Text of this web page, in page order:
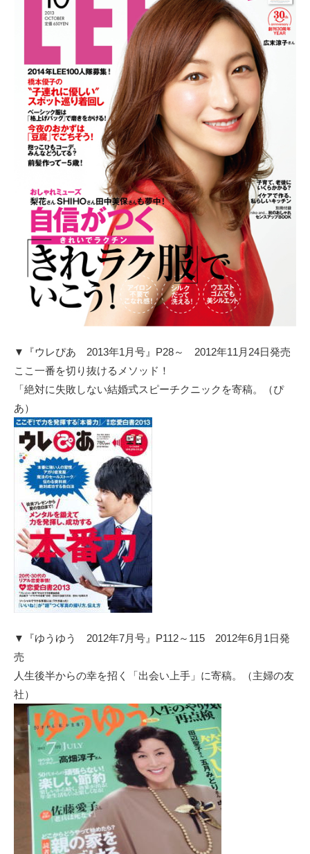
▼『ウレぴあ 2013年1月号』P28～ 2012年11月24日発売
ここ一番を切り抜けるメソッド！
「絶対に失敗しない結婚式スピーチクニックを寄稿。（ぴ
あ）
▼『ゆうゆう 2012年7月号』P112～115 2012年6月1日発
売
人生後半からの幸を招く「出会い上手」に寄稿。（主婦の友
社）